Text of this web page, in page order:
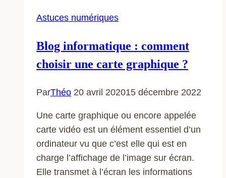
Astuces numériques
Blog informatique : comment
choisir une carte graphique ?
ParThéo 20 avril 202015 décembre 2022
Une carte graphique ou encore appelée
carte vidéo est un élément essentiel d’un
ordinateur vu que c’est elle qui est en
charge l’affichage de l’image sur écran.
Elle transmet à l’écran les informations